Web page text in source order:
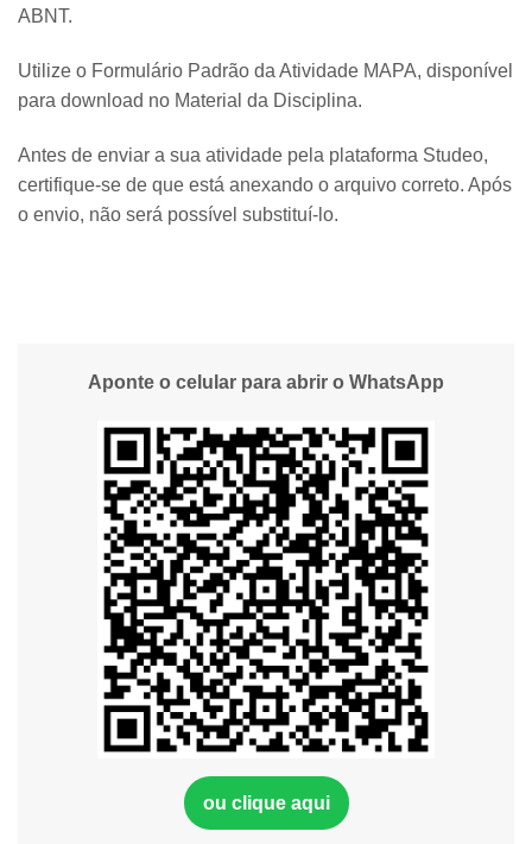
ABNT.
Utilize o Formulário Padrão da Atividade MAPA, disponível
para download no Material da Disciplina.
Antes de enviar a sua atividade pela plataforma Studeo,
certifique-se de que está anexando o arquivo correto. Após
o envio, não será possível substituí-lo.
Aponte o celular para abrir o WhatsApp
ou clique aqui